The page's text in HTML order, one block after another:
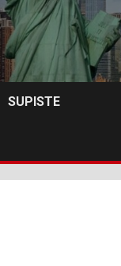
SUPISTE